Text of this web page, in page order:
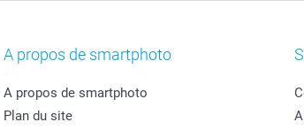
A propos de smartphoto
A propos de smartphoto
Plan du site